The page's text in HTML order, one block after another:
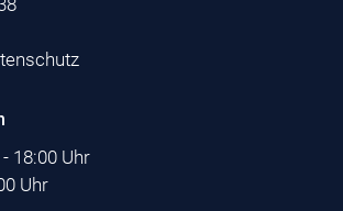
18:00 Uhr
Uhr